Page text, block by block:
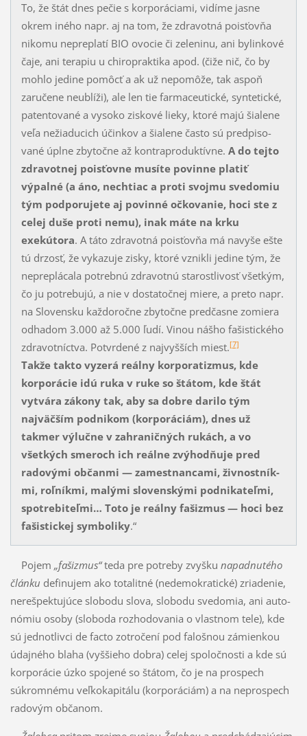
To, že štát dnes pečie s korporáciami, vidíme jasne
okrem iného napr. aj na tom, že zdra­votná poisťovňa
nikomu nepreplatí BIO ovocie či zeleninu, ani bylinkové
čaje, ani terapiu u chiropraktika apod. (čiže nič, čo by
mohlo jedine pomôcť a ak už nepomôže, tak aspoň
zaručene neublíži), ale len tie farmaceutické, syntetické,
patentované a vy­so­ko ziskové lieky, ktoré majú šialene
veľa nežiaducich účinkov a šialene často sú pred­pi­so­
vané úplne zbytočne až kontraproduktívne. A do tejto
zdravotnej poisťovne musíte po­vinne platiť
výpalné (a áno, nechtiac a proti svojmu svedomiu
tým podporujete aj povinné očkovanie, hoci ste z
celej duše proti nemu), inak máte na krku
exekúto­ra. A táto zdravotná poisťovňa má navyše ešte
tú drzosť, že vykazuje zisky, ktoré vznik­li je­di­ne tým, že
nepreplácala potrebnú zdravotnú starostlivosť všetkým,
čo ju potrebu­jú, a nie v dostatočnej miere, a preto napr.
na Slovensku každoročne zbytočne predčasne zomiera
odhadom 3.000 až 5.000 ľudí. Vinou nášho fašistického
zdravotníctva. Potvrde­né z naj­vyšších miest.[7]
Takže takto vyzerá reálny korporatizmus, kde
korporácie idú ruka v ruke so štá­tom, kde štát
vytvára zákony tak, aby sa dobre darilo tým
najväčším podnikom (korporá­ciám), dnes už
takmer výlučne v zahraničných rukách, a vo
všetkých sme­roch ich reálne zvýhodňuje pred
radovými občanmi — zamestnancami, živnostník­
mi, roľník­mi, malými slovenskými podnikateľmi,
spotrebiteľmi… Toto je reálny fašizmus — hoci bez
fašistickej symboliky.“
Pojem „fašizmus“teda pre potreby zvyšku napadnutého
článku definujem ako tota­lit­né (nede­mo­kratické) zriadenie,
nerešpektujúce slobodu slova, slobodu svedomia, ani auto­
nó­miu osoby (slo­bo­da rozhodovania o vlastnom tele), kde
sú jednot­livci de facto zotročení pod fa­lošnou zá­mienkou
údajného blaha (vyššieho dobra) celej spoločnosti a kde sú
korporácie úzko spo­je­né so štátom, čo je na prospech
súkromnému veľkokapitálu (korporáciám) a na neprospech
rado­vým obča­nom.